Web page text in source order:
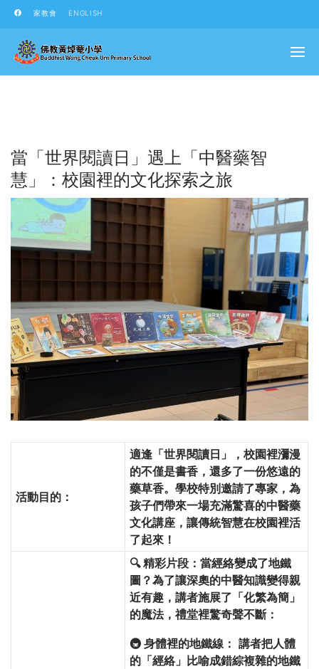
家教會 ENGLISH
當「世界閱讀日」遇上「中醫藥智
慧」：校園裡的文化探索之旅
活動目的：
適逢「世界閱讀日」，校園裡瀰漫
的不僅是書香，還多了一份悠遠的
藥草香。學校特別邀請了專家，為
孩子們帶來一場充滿驚喜的中醫藥
文化講座，讓傳統智慧在校園裡活
了起來！
🔍精彩片段：當經絡變成了地鐵
圖？為了讓深奧的中醫知識變得親
近有趣，講者施展了「化繁為簡」
的魔法，禮堂裡驚奇聲不斷：
🚇 身體裡的地鐵線： 講者把人體
的「經絡」比喻成錯綜複雜的地鐵